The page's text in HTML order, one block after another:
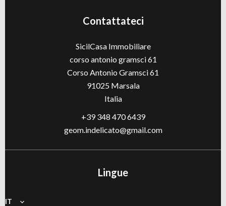
Contattateci
SicilCasa Immobiliare
corso antonio gramsci 61
Corso Antonio Gramsci 61
91025Marsala
Italia
+39 348 470 6439
geom.indelicato@gmail.com
Lingue
IT